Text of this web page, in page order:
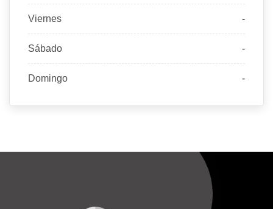
Viernes -
Sábado -
Domingo -